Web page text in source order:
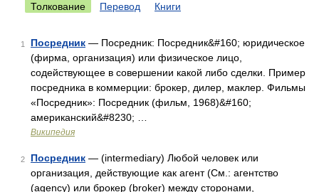
Толкование Перевод Книги
1 Посредник — Посредник: Посредник&#160; юридическое
(фирма, организация) или физическое лицо,
содействующее в совершении какой либо сделки. Пример
посредника в коммерции: брокер, дилер, маклер. Фильмы
«Посредник»: Посредник (фильм, 1968)&#160;
американский&#8230; …
Википедия
2 Посредник — (intermediary) Любой человек или
организация, действующие как агент (См.: агентство
(agency) или брокер (broker) между сторонами,